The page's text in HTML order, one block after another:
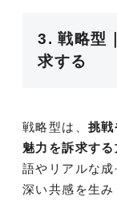
3. 戦略型
求する
戦略型は、 挑戦
魅力を訴求する
語やリアルな成
深い共感を生み